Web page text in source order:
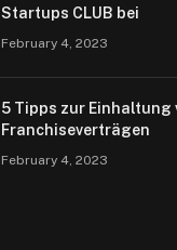
Startups CLUB bei
February 4, 2023
5 Tipps zur Einhaltung
Franchiseverträgen
February 4, 2023